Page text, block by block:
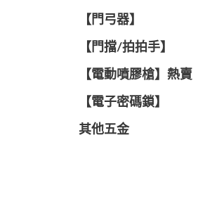
【門弓器】
【門擋/拍拍手】
【電動噴膠槍】熱賣
【電子密碼鎖】
其他五金